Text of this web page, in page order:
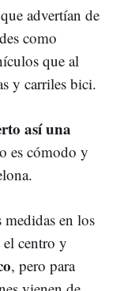
advertían de
como
que al
y carriles bici.
así una
es cómodo y
en los
centro y
, pero para